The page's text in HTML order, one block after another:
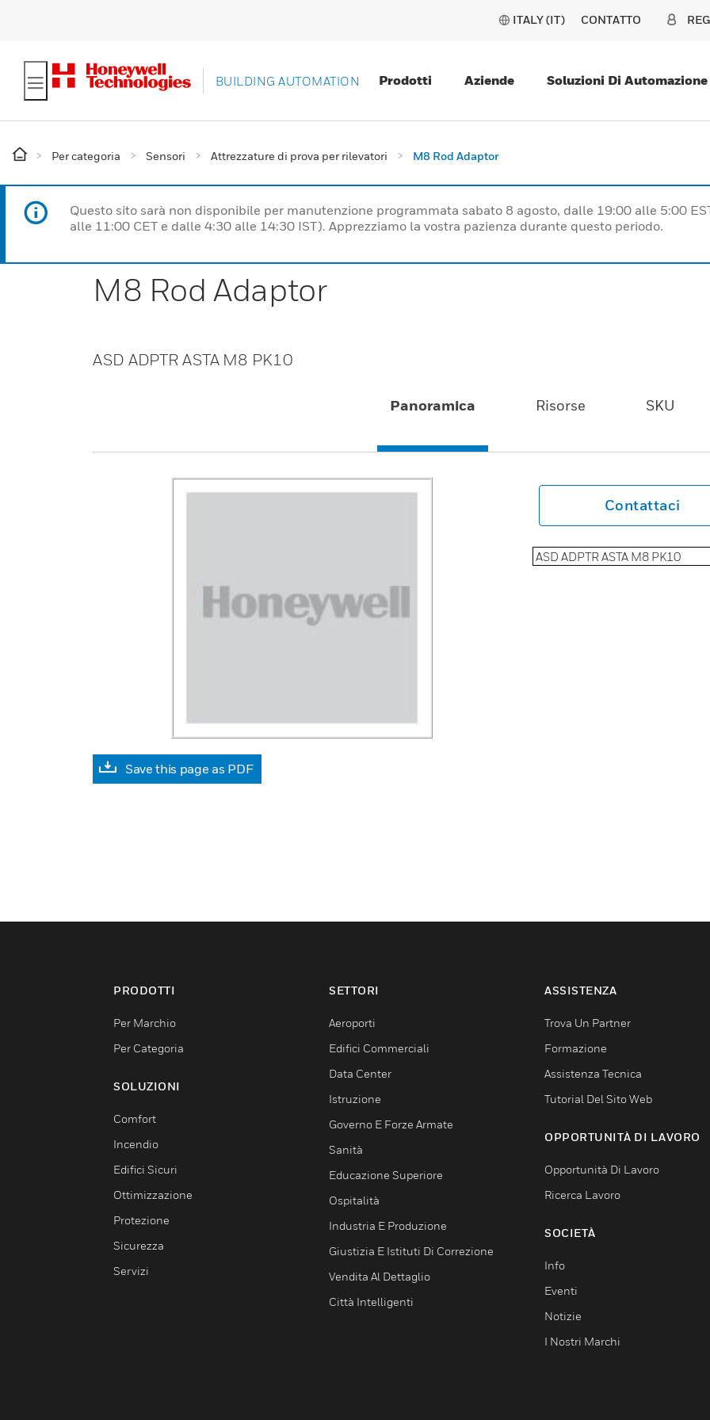
ITALY (IT) CONTATTO
BUILDING AUTOMATION Prodotti Aziende Soluzioni Di Automazione
Per categoria Sensori Attrezzature di prova per rilevatori M8 Rod Adaptor
Questo sito sarà non disponibile per manutenzione programmata sabato 8 agosto, dalle 19:00 alle 5:00
alle 11:00 CET e dalle 4:30 alle 14:30 IST). Apprezziamo la vostra pazienza durante questo periodo.
M8 Rod Adaptor
ASD ADPTR ASTA M8 PK10
Panoramica Risorse SKU
Save this page as PDF
Contattaci
ASD ADPTR ASTA M8 PK10
PRODOTTI
Per Marchio
Per Categoria
SOLUZIONI
Comfort
Incendio
Edifici Sicuri
Ottimizzazione
Protezione
Sicurezza
Servizi
SETTORI
Aeroporti
Edifici Commerciali
Data Center
Istruzione
Governo E Forze Armate
Sanità
Educazione Superiore
Ospitalità
Industria E Produzione
Giustizia E Istituti Di Correzione
Vendita Al Dettaglio
Città Intelligenti
ASSISTENZA
Trova Un Partner
Formazione
Assistenza Tecnica
Tutorial Del Sito Web
OPPORTUNITÀ DI LAVORO
Opportunità Di Lavoro
Ricerca Lavoro
SOCIETÀ
Info
Eventi
Notizie
I Nostri Marchi